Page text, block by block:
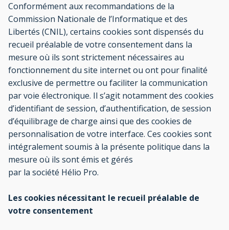
Conformément aux recommandations de la
Commission Nationale de l’Informatique et des
Libertés (CNIL), certains cookies sont dispensés du
recueil préalable de votre consentement dans la
mesure où ils sont strictement nécessaires au
fonctionnement du site internet ou ont pour finalité
exclusive de permettre ou faciliter la communication
par voie électronique. Il s’agit notamment des cookies
d’identifiant de session, d’authentification, de session
d’équilibrage de charge ainsi que des cookies de
personnalisation de votre interface. Ces cookies sont
intégralement soumis à la présente politique dans la
mesure où ils sont émis et gérés
par la société Hélio Pro.
Les cookies nécessitant le recueil préalable de
votre consentement